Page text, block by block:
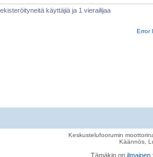
käyttäjiä ja 1 vierailijaa
Error
Keskustelufoorumin
Käännös,
Tämäkin on ilmainen